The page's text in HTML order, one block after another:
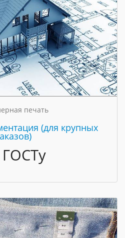
печать
(для крупных